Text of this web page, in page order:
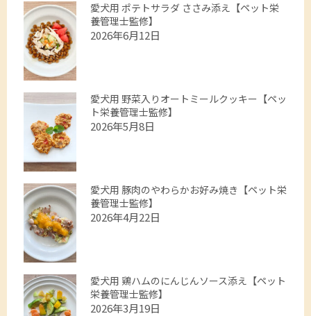
愛犬用 ポテトサラダ ささみ添え【ペット栄
養管理士監修】
2026年6月12日
愛犬用 野菜入りオートミールクッキー【ペッ
ト栄養管理士監修】
2026年5月8日
愛犬用 豚肉のやわらかお好み焼き【ペット栄
養管理士監修】
2026年4月22日
愛犬用 鶏ハムのにんじんソース添え【ペット
栄養管理士監修】
2026年3月19日